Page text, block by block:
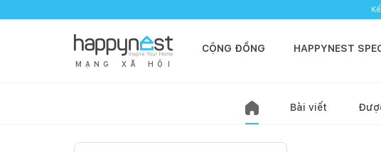
M Ạ N G X Ã H Ộ I
CỘNG ĐỒNG HAPPYNEST
Bài viết